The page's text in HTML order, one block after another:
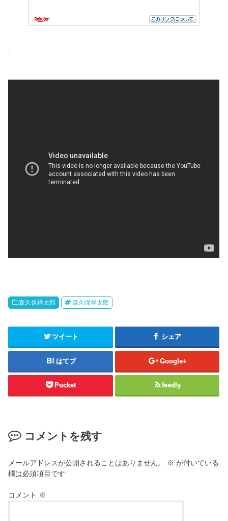
森久保祥太郎 森久保祥太郎
ツイート シェア
はてブ Google+
Pocket feedly
コメントを残す
メールアドレスが公開されることはありません。 ※ が付いている
欄は必須項目です
コメント ※